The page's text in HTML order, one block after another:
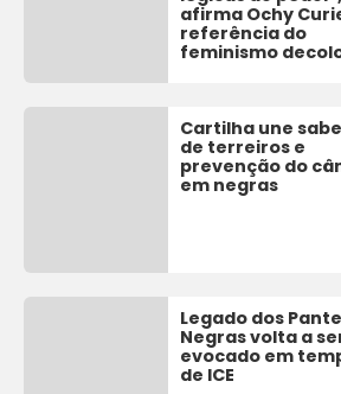
afirma Ochy
referência do
feminismo
Cartilha une
de terreiros e
prevenção do
em negras
Legado dos
Negras volta a
evocado em
de ICE